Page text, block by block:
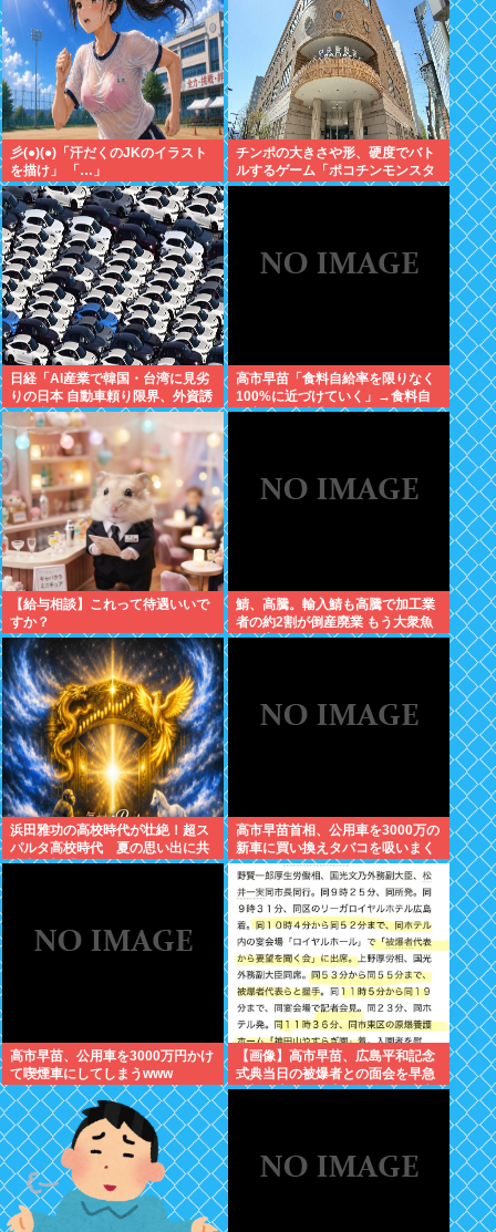
彡(●)(●)「汗だくのJKのイラスト
を描け」 「…」
チンポの大きさや形、硬度でバト
ルするゲーム「ポコチンモンスタ
ー」を作ろうと思う
日経「AI産業で韓国・台湾に見劣
りの日本 自動車頼り限界、外資誘
致が必要」どう思う？
高市早苗「食料自給率を限りなく
100%に近づけていく」→食料自
給率が日本史上最低になってしま
【給与相談】これって待遇いいで
すか？
鯖、高騰。輸入鯖も高騰で加工業
者の約2割が倒産廃業 もう大衆魚
から高級魚へ…
浜田雅功の高校時代が壮絶！超ス
パルタ高校時代 夏の思い出に共
演者衝撃「ええ？」
高市早苗首相、公用車を3000万の
新車に買い換えタバコを吸いまく
っていた
高市早苗、公用車を3000万円かけ
て喫煙車にしてしまうwww
【画像】高市早苗、広島平和記念
式典当日の被爆者との面会を早急
に切り上げた理由は午後から東京